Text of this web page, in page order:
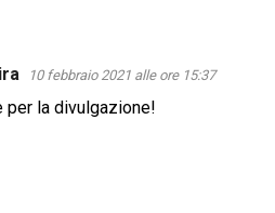
10 febbraio 2021 alle ore 15:37
per la divulgazione!